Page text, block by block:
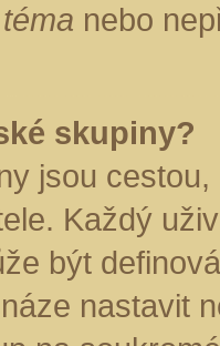
nebo
skupiny?
jsou
Každý
být
nastavit